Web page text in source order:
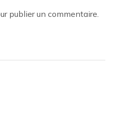
publier un commentaire.